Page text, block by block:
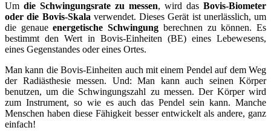
Um die Schwingungsrate zu messen, wird das Bovis-Biometer
oder die Bovis-Skala verwendet. Dieses Gerät ist unerlässlich, um
die genaueenergetische Schwingung berechnen zu können. Es
bestimmt den Wert in Bovis-Einheiten (BE) eines Lebewesens,
eines Gegenstandes oder eines Ortes.
Man kann die Bovis-Einheiten auch mit einem Pendel auf dem Weg
der Radiästhesie messen. Und: Man kann auch seinen Körper
benutzen, um die Schwingungszahl zu messen. Der Körper wird
zum Instrument, so wie es auch das Pendel sein kann. Manche
Menschen haben diese Fähigkeit besser entwickelt als andere, ganz
einfach!